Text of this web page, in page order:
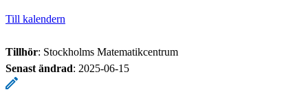
Till kalendern
Tillhör: Stockholms Matematikcentrum
Senast ändrad: 2025-06-15